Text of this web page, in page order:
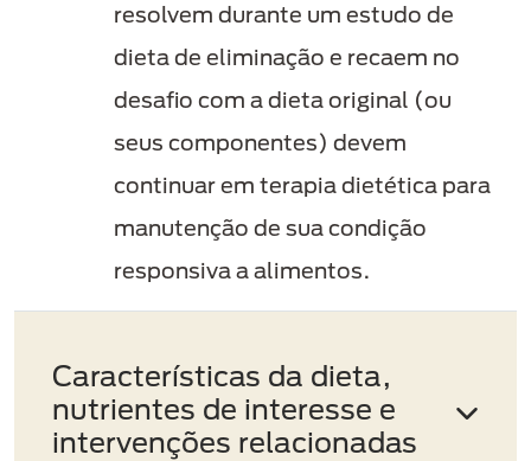
resolvem durante um estudo de
dieta de eliminação e recaem no
desafio com a dieta original (ou
seus componentes) devem
continuar em terapia dietética para
manutenção de sua condição
responsiva a alimentos.
Características da dieta,
nutrientes de interesse e
intervenções relacionadas